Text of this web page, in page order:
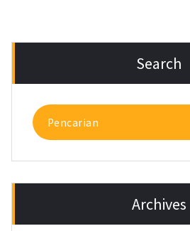
Search
Pencarian
untuk:
Archives